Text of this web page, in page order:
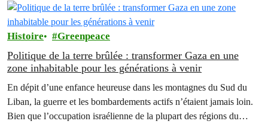
Histoire Greenpeace
Politique de la terre brûlée : transformer Gaza en une
zone inhabitable pour les générations à venir
En dépit d’une enfance heureuse dans les montagnes du Sud du
Liban, la guerre et les bombardements actifs n’étaient jamais loin.
Bien que l’occupation israélienne de la plupart des régions du